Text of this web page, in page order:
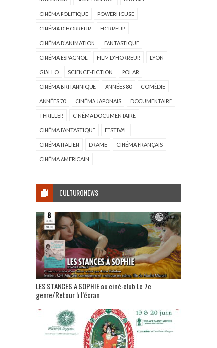
CINÉMA POLITIQUE POWERHOUSE
CINÉMA D'HORREUR HORREUR
CINÉMA D'ANIMATION FANTASTIQUE
CINÉMA ESPAGNOL FILM D'HORREUR LYON
GIALLO SCIENCE-FICTION POLAR
CINÉMA BRITANNIQUE ANNÉES 80 COMÉDIE
ANNÉES 70 CINÉMA JAPONAIS DOCUMENTAIRE
THRILLER CINÉMA DOCUMENTAIRE
CINÉMA FANTASTIQUE FESTIVAL
CINÉMA ITALIEN DRAME CINÉMA FRANÇAIS
CINÉMA AMERICAIN
CULTURONEWS
LES STANCES A SOPHIE au ciné-club Le 7e
genre/Retour à l’écran